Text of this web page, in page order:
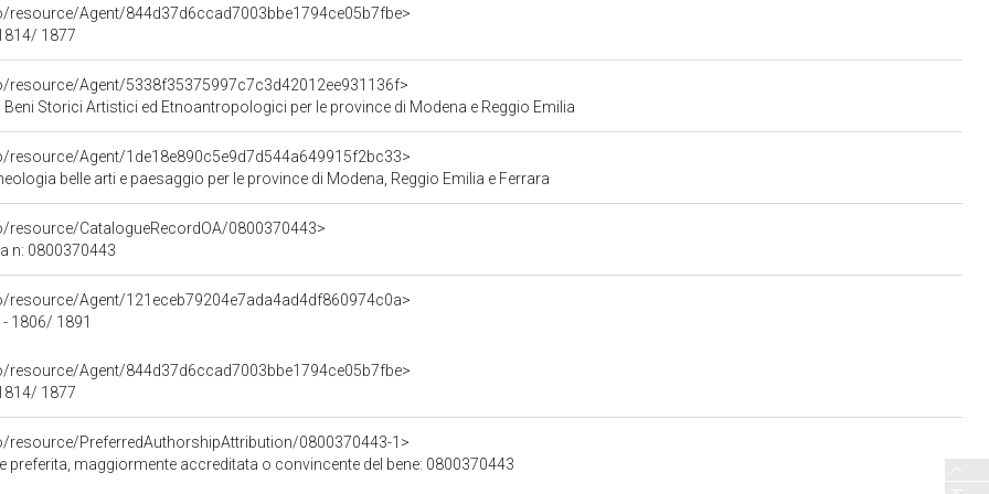
Agent/844d37d6ccad7003bbe1794ce05b7fbe>
1877
Agent/5338f35375997c7c3d42012ee931136f>
Storici Artistici ed Etnoantropologici per le province di Modena e Reggio Emilia
Agent/1de18e890c5e9d7d544a649915f2bc33>
belle arti e paesaggio per le province di Modena, Reggio Emilia e Ferrara
CatalogueRecordOA/0800370443>
n: 0800370443
Agent/121eceb79204e7ada4ad4df860974c0a>
1806/ 1891
Agent/844d37d6ccad7003bbe1794ce05b7fbe>
1877
PreferredAuthorshipAttribution/0800370443-1>
preferita, maggiormente accreditata o convincente del bene: 0800370443